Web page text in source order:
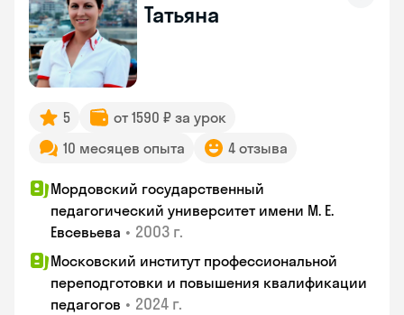
Татьяна
5
от 1590 ₽ за урок
10 месяцев опыта
4 отзыва
Мордовский государственный
педагогический университет имени М. Е.
Евсевьева • 2003 г.
Московский институт профессиональной
переподготовки и повышения квалификации
педагогов • 2024 г.